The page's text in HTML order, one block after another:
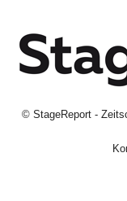
© StageReport -